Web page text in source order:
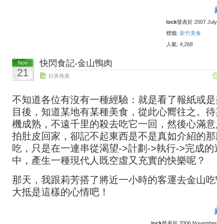
lock發表於 2007
標籤: 新竹美食
人氣: 4,268
Nov
21
快閃食記-金山鴨肉
好鼻推薦
不知道各位有沒有一種經驗：就是看了報紙或
目後，知道某地有某種美食，從此心嚮往之。
機成熟，不遠千里的殺去吃它一回，然後心滿
拍肚皮回家，卻記不起東西是不是真如介紹的
吃，只是在一連串從渴望->計劃->執行->完成的
中，產生一種現代人既空虛又充實的快樂呢？
那天，我跟莉芳搭了將近一小時的客運去金山
大抵是這樣的心情吧！